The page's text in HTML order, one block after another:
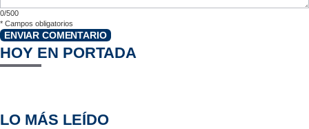
0/500
* Campos obligatorios
ENVIAR COMENTARIO
HOY EN PORTADA
LO MÁS LEÍDO